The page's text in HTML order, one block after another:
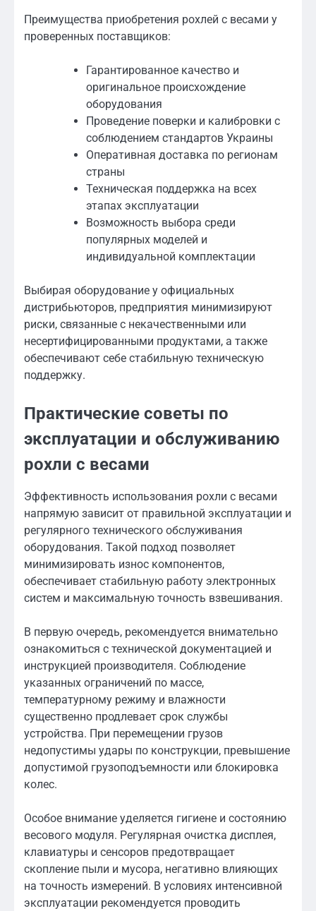
Преимущества приобретения рохлей с весами у
проверенных поставщиков:
Гарантированное качество и
оригинальное происхождение
оборудования
Проведение поверки и калибровки с
соблюдением стандартов Украины
Оперативная доставка по регионам
страны
Техническая поддержка на всех
этапах эксплуатации
Возможность выбора среди
популярных моделей и
индивидуальной комплектации
Выбирая оборудование у официальных
дистрибьюторов, предприятия минимизируют
риски, связанные с некачественными или
несертифицированными продуктами, а также
обеспечивают себе стабильную техническую
поддержку.
Практические советы по
эксплуатации и обслуживанию
рохли с весами
Эффективность использования рохли с весами
напрямую зависит от правильной эксплуатации и
регулярного технического обслуживания
оборудования. Такой подход позволяет
минимизировать износ компонентов,
обеспечивает стабильную работу электронных
систем и максимальную точность взвешивания.
В первую очередь, рекомендуется внимательно
ознакомиться с технической документацией и
инструкцией производителя. Соблюдение
указанных ограничений по массе,
температурному режиму и влажности
существенно продлевает срок службы
устройства. При перемещении грузов
недопустимы удары по конструкции, превышение
допустимой грузоподъемности или блокировка
колес.
Особое внимание уделяется гигиене и состоянию
весового модуля. Регулярная очистка дисплея,
клавиатуры и сенсоров предотвращает
скопление пыли и мусора, негативно влияющих
на точность измерений. В условиях интенсивной
эксплуатации рекомендуется проводить